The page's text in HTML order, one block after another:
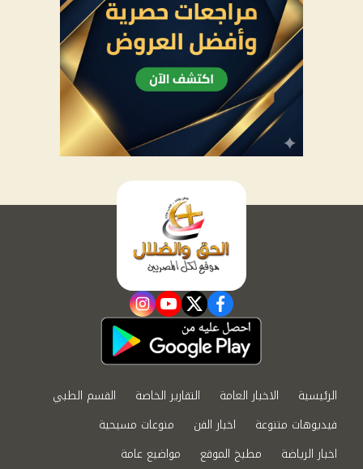
facebook
twitter
youtube
instagram
الرئيسية الاخبار العامة التقارير الخاصة
القسم الطبي
فيديوهات متنوعة
اخبار الفن
منوعات مسيحية
اخبار الرياضة
مطبخ الموقع مواضيع عامة